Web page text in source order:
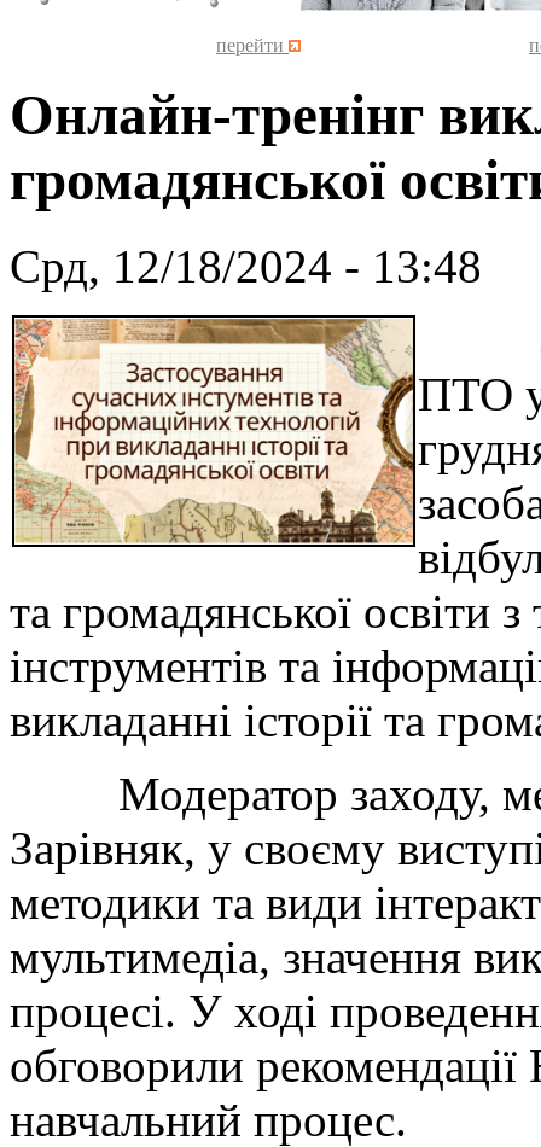
перейти
Онлайн-тренінг
громадянської
Срд, 12/18/2024 - 13:48
ПТО у
та громадянської освіти
інструментів та
викладанні історії та
Модератор заходу,
Зарівняк, у своєму
методики та види
мультимедіа, значення
процесі. У ході
обговорили
навчальний процес.